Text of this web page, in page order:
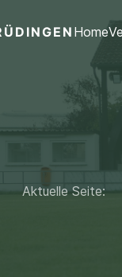
Home
Aktuelle Seite: